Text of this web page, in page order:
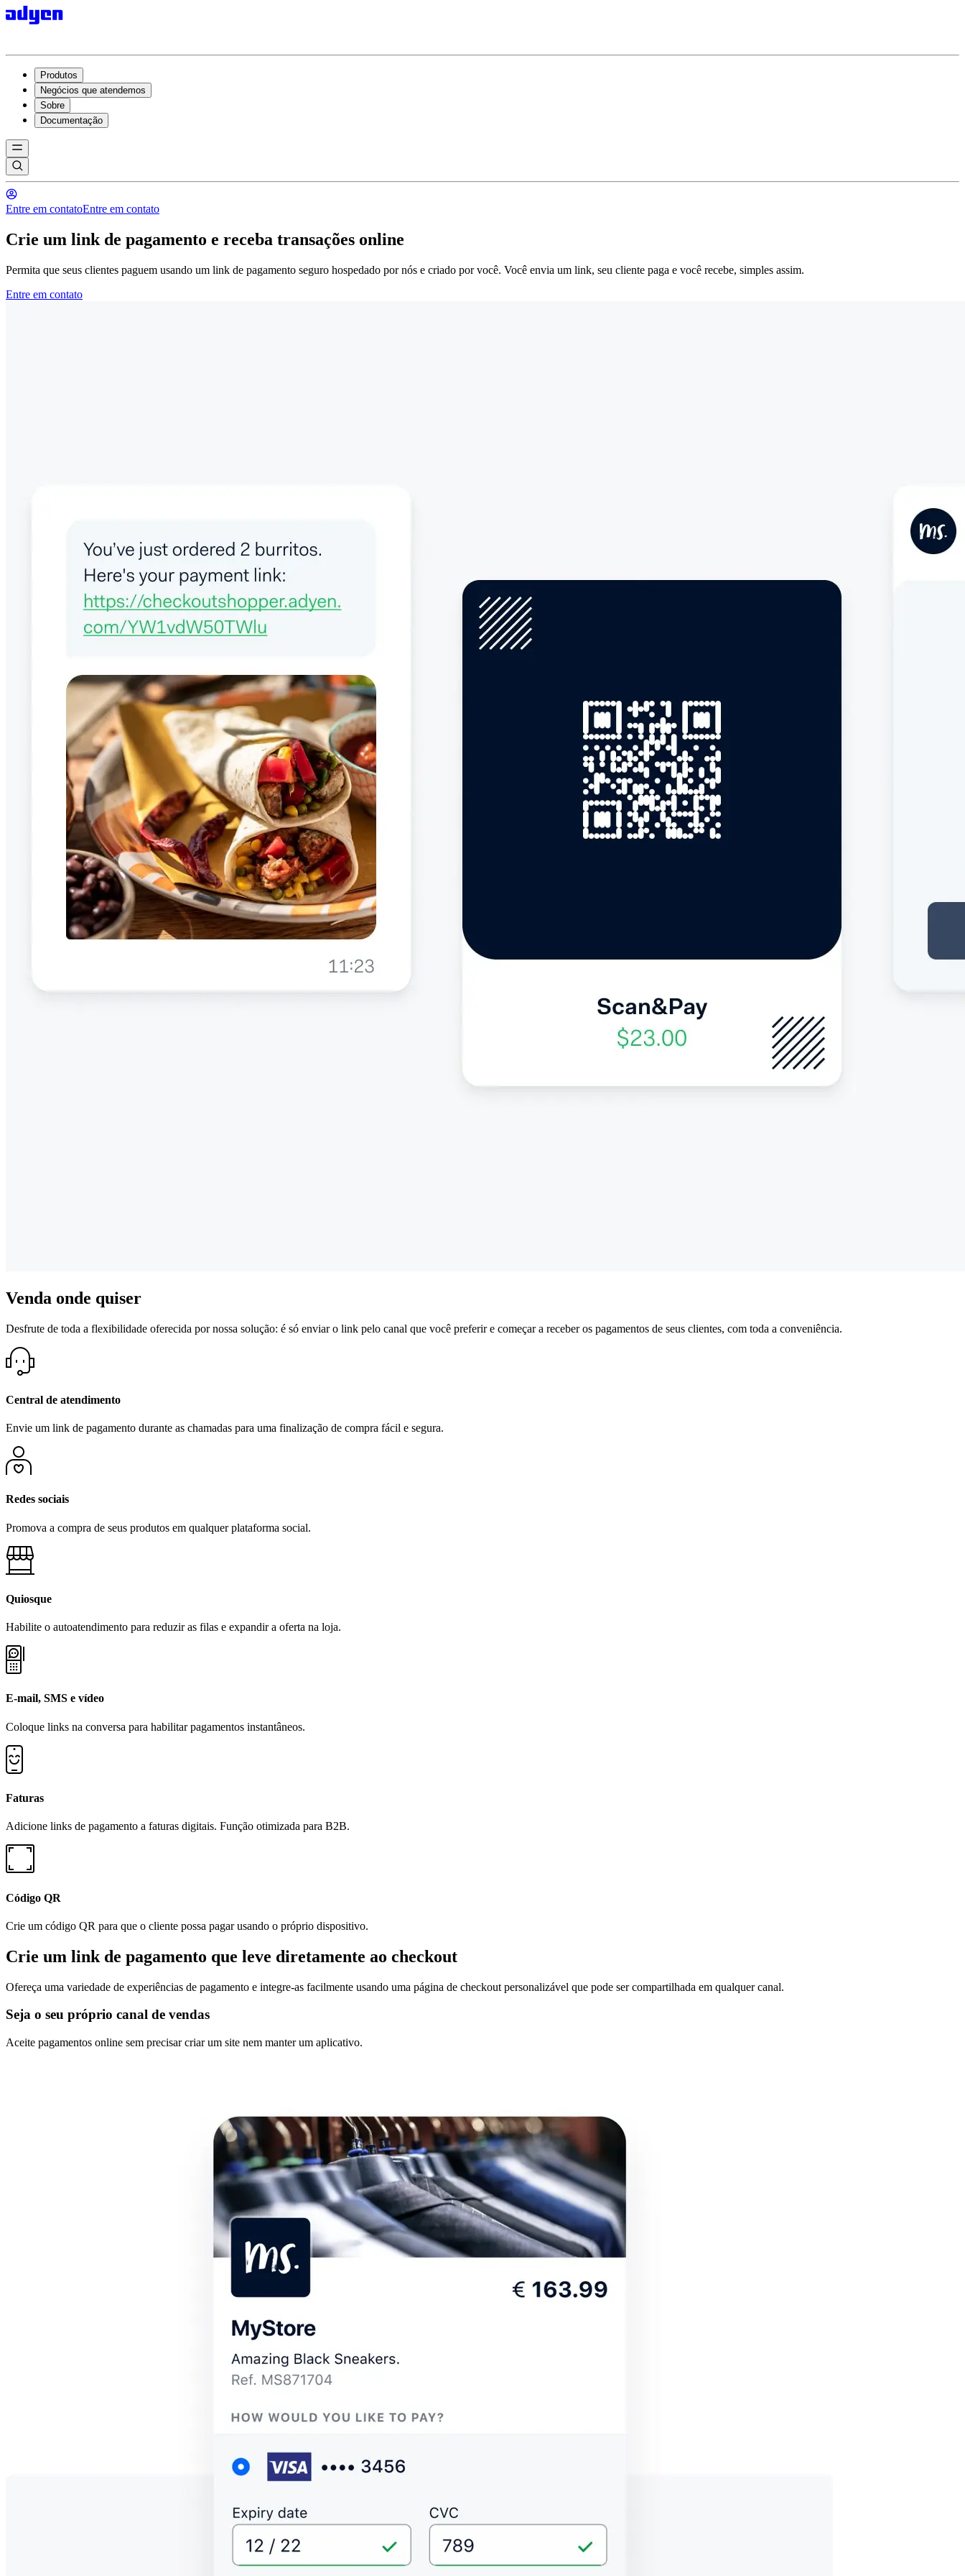
Produtos
Negócios que atendemos
Sobre
Documentação
Entre em contatoEntre em contato
Crie um link de pagamento e receba transações online
Permita que seus clientes paguem usando um link de pagamento seguro hospedado por nós e criado por você. Você envia um link, seu cliente paga e você recebe, simples assim.
Entre em contato
Venda onde quiser
Desfrute de toda a flexibilidade oferecida por nossa solução: é só enviar o link pelo canal que você preferir e começar a receber os pagamentos de seus clientes, com toda a conveniência.
Central de atendimento
Envie um link de pagamento durante as chamadas para uma finalização de compra fácil e segura.
Redes sociais
Promova a compra de seus produtos em qualquer plataforma social.
Quiosque
Habilite o autoatendimento para reduzir as filas e expandir a oferta na loja.
E-mail, SMS e vídeo
Coloque links na conversa para habilitar pagamentos instantâneos.
Faturas
Adicione links de pagamento a faturas digitais. Função otimizada para B2B.
Código QR
Crie um código QR para que o cliente possa pagar usando o próprio dispositivo.
Crie um link de pagamento que leve diretamente ao checkout
Ofereça uma variedade de experiências de pagamento e integre-as facilmente usando uma página de checkout personalizável que pode ser compartilhada em qualquer canal.
Seja o seu próprio canal de vendas
Aceite pagamentos online sem precisar criar um site nem manter um aplicativo.